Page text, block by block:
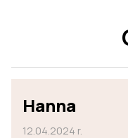
Hanna
12.04.2024 r.